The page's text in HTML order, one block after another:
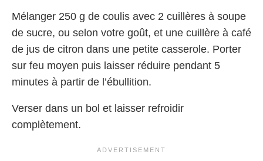
Mélanger 250 g de coulis avec 2 cuillères à soupe
de sucre, ou selon votre goût, et une cuillère à café
de jus de citron dans une petite casserole. Porter
sur feu moyen puis laisser réduire pendant 5
minutes à partir de l’ébullition.
Verser dans un bol et laisser refroidir
complètement.